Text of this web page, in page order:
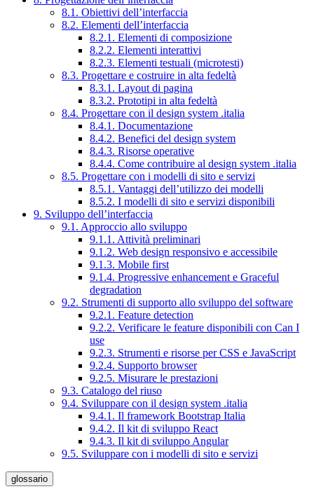
8.1. Obiettivi dell’interfaccia
8.2. Elementi dell’interfaccia
8.2.1. Elementi di composizione
8.2.2. Elementi interattivi
8.2.3. Elementi testuali (microtesti)
8.3. Progettare e costruire in alta fedeltà
8.3.1. Layout di pagina
8.3.2. Prototipi in alta fedeltà
8.4. Progettare con il design system .italia
8.4.1. Documentazione
8.4.2. Benefici del design system
8.4.3. Risorse operative
8.4.4. Come contribuire al design system .italia
8.5. Progettare con i modelli di sito e servizi
8.5.1. Vantaggi dell’utilizzo dei modelli
8.5.2. I modelli di sito e servizi disponibili
9. Sviluppo dell’interfaccia
9.1. Approccio allo sviluppo
9.1.1. Attività preliminari
9.1.2. Web design responsivo e accessibile
9.1.3. Mobile first
9.1.4. Progressive enhancement e Graceful
degradation
9.2. Strumenti di supporto allo sviluppo del software
9.2.1. Feature detection
9.2.2. Verificare le feature disponibili con Can I
use
9.2.3. Strumenti e risorse per CSS e JavaScript
9.2.4. Supporto browser
9.2.5. Misurare le prestazioni
9.3. Catalogo del riuso
9.4. Sviluppare con il design system .italia
9.4.1. Il framework Bootstrap Italia
9.4.2. Il kit di sviluppo React
9.4.3. Il kit di sviluppo Angular
9.5. Sviluppare con i modelli di sito e servizi
glossario